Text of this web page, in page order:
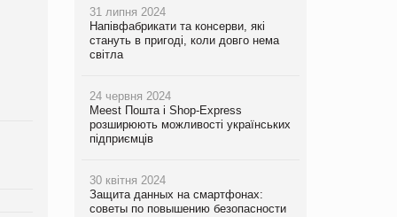
31 липня 2024
Напівфабрикати та консерви, які
стануть в пригоді, коли довго нема
світла
24 червня 2024
Meest Пошта і Shop-Express
розширюють можливості українських
підприємців
30 квітня 2024
Защита данных на смартфонах:
советы по повышению безопасности